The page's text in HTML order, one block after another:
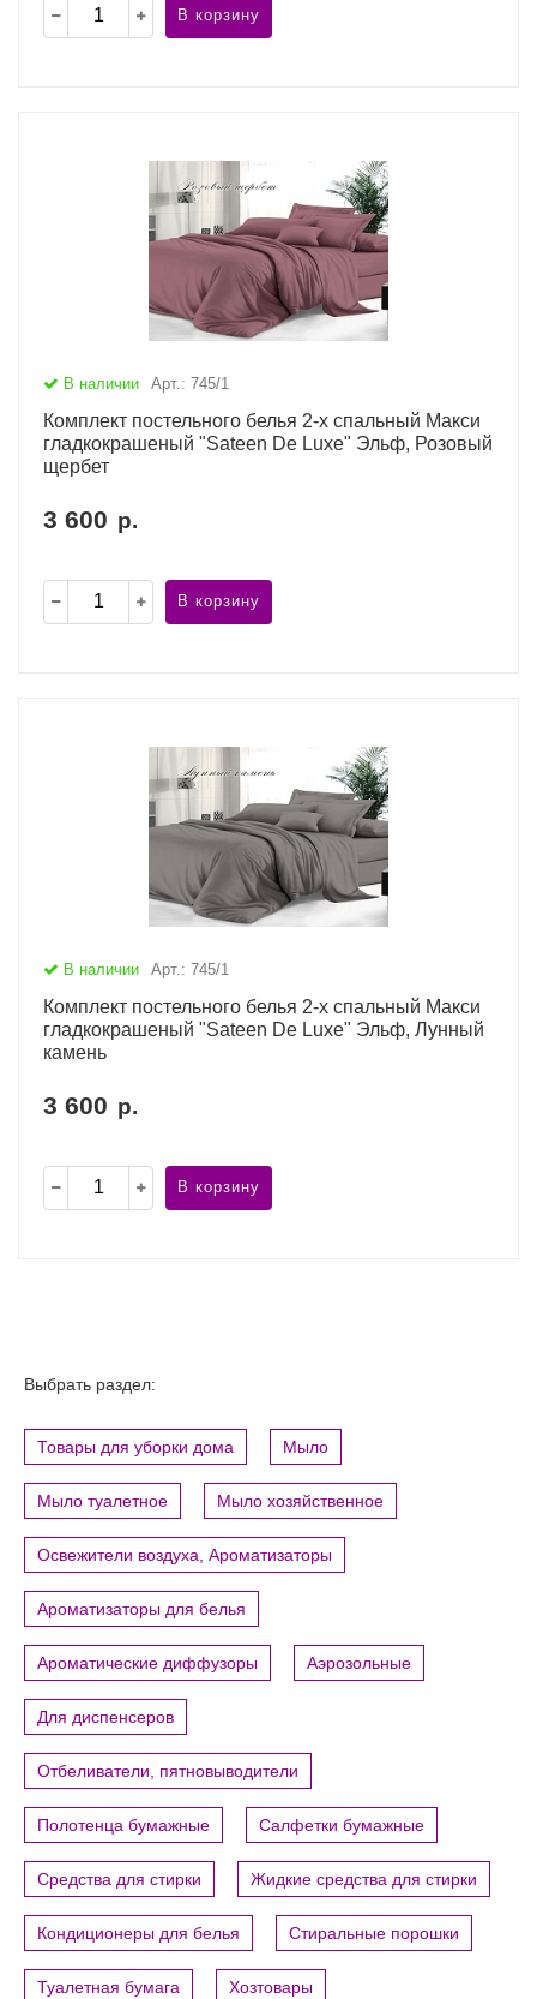
В корзину
В наличии Арт.: 745/1
Комплект постельного белья 2-х спальный Макси
гладкокрашеный "Sateen De Luxe" Эльф, Розовый
щербет
3 600 р.
В корзину
В наличии Арт.: 745/1
Комплект постельного белья 2-х спальный Макси
гладкокрашеный "Sateen De Luxe" Эльф, Лунный
камень
3 600 р.
В корзину
Выбрать раздел:
Товары для уборки дома Мыло
Мыло туалетное Мыло хозяйственное
Освежители воздуха, Ароматизаторы
Ароматизаторы для белья
Ароматические диффузоры Аэрозольные
Для диспенсеров
Отбеливатели, пятновыводители
Полотенца бумажные Салфетки бумажные
Средства для стирки Жидкие средства для стирки
Кондиционеры для белья Стиральные порошки
Туалетная бумага Хозтовары